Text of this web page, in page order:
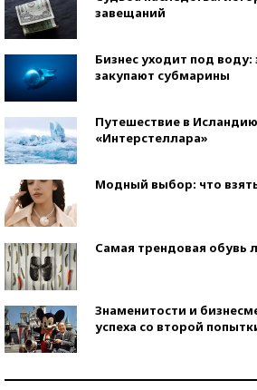
завещаний
Бизнес уходит под воду:
закупают субмарины
Путешествие в
«Интерстеллара»
Модный выбор: что
Самая трендовая обувь
Знаменитости и
успеха со второй